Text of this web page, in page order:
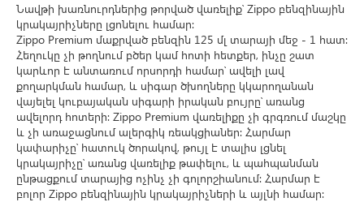
Նավթի խառնուրդներից թորված վառելիք՝ Zippo բենզինային
կրակայրիչները լցոնելու համար։
Zippo Premium մաքրված բենզին 125 մլ տարայի մեջ - 1 հատ:
Հեղուկը չի թողնում բծեր կամ հոտի հետքեր, ինչը շատ
կարևոր է անտառում որսորդի համար՝ ավելի լավ
քողարկման համար, և սիգար ծխողները կկարողանան
վայելել կուբայական սիգարի իրական բույրը՝ առանց
ավելորդ հոտերի։ Zippo Premium վառելիքը չի գրգռում մաշկը
և չի առաջացնում ալերգիկ ռեակցիաներ։ Հարմար
կափարիչը՝ հատուկ ծորակով, թույլ է տալիս լցնել
կրակայրիչը՝ առանց վառելիք թափելու, և պահպանման
ընթացքում տարայից ոչինչ չի գոլորշիանում։ Հարմար է
բոլոր Zippo բենզինային կրակայրիչների և այլնի համար։